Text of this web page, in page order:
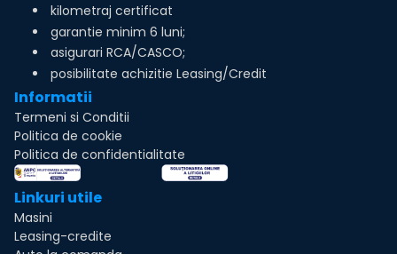
kilometraj certificat
garantie minim 6 luni;
asigurari RCA/CASCO;
posibilitate achizitie Leasing/Credit
Informatii
Termeni si Conditii
Politica de cookie
Politica de confidentialitate
Linkuri utile
Masini
Leasing-credite